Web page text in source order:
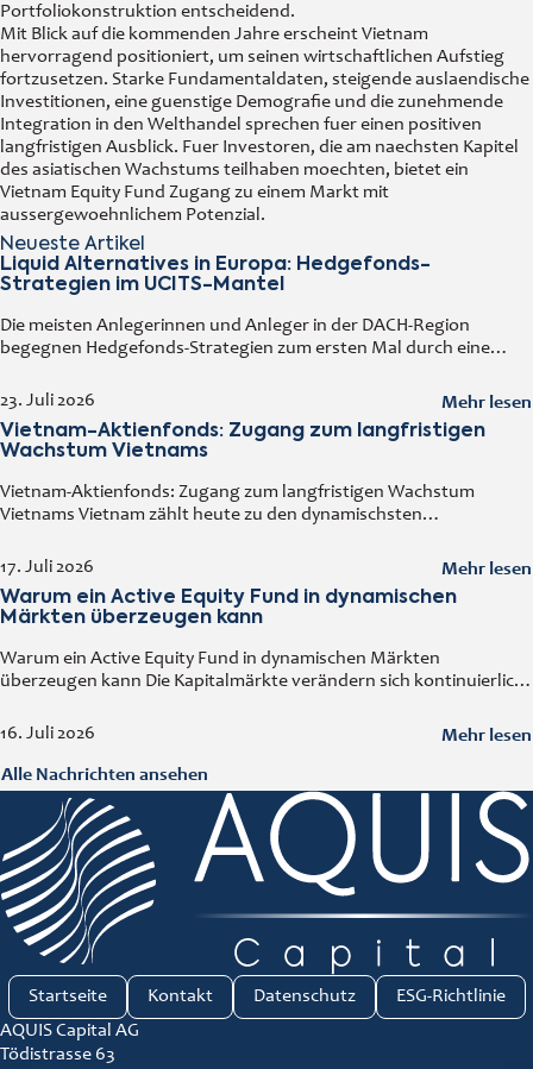
Portfoliokonstruktion entscheidend.
Mit Blick auf die kommenden Jahre erscheint Vietnam
hervorragend positioniert, um seinen wirtschaftlichen Aufstieg
fortzusetzen. Starke Fundamentaldaten, steigende auslaendische
Investitionen, eine guenstige Demografie und die zunehmende
Integration in den Welthandel sprechen fuer einen positiven
langfristigen Ausblick. Fuer Investoren, die am naechsten Kapitel
des asiatischen Wachstums teilhaben moechten, bietet ein
Vietnam Equity Fund Zugang zu einem Markt mit
aussergewoehnlichem Potenzial.
Neueste Artikel
Liquid Alternatives in Europa: Hedgefonds-
Strategien im UCITS-Mantel
23. Juli 2026
Die meisten Anlegerinnen und Anleger in der DACH-Region
begegnen Hedgefonds-Strategien zum ersten Mal durch eine
Handelstag kaufen und verkaufen kann. Diese
Mehr lesen
Vietnam-Aktienfonds: Zugang zum langfristigen
Wachstum Vietnams
17. Juli 2026
Vietnam-Aktienfonds: Zugang zum langfristigen Wachstum
Vietnams Vietnam zählt heute zu den dynamischsten
steigende ausländische Direktinvestitionen, eine wachsende
machen
Mehr lesen
Warum ein Active Equity Fund in dynamischen
Märkten überzeugen kann
16. Juli 2026
Warum ein Active Equity Fund in dynamischen Märkten
überzeugen kann Die Kapitalmärkte verändern sich kontinuierlich.
geopolitische Ereignisse und neue Branchentrends beeinflussen
Mehr lesen
Alle Nachrichten ansehen
AQUIS Capital AG
Tödistrasse 63
Startseite Kontakt Datenschutz ESG-Richtlinie